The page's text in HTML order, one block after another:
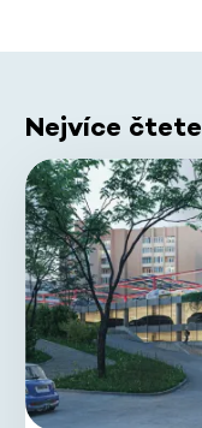
Nejvíce čtete